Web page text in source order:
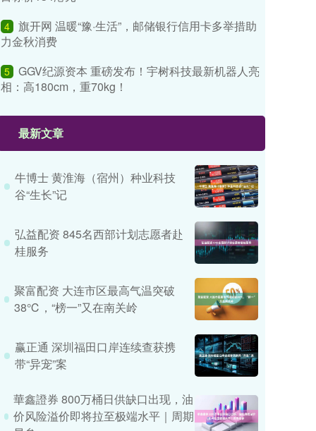
4 旗开网 温暖“豫·生活”，邮储银行信用卡多举措助
力金秋消费
5 GGV纪源资本 重磅发布！宇树科技最新机器人亮
相：高180cm，重70kg！
最新文章
牛博士 黄淮海（宿州）种业科技
谷“生长”记
弘益配资 845名西部计划志愿者赴
桂服务
聚富配资 大连市区最高气温突破
38℃，“榜一”又在南关岭
赢正通 深圳福田口岸连续查获携
带“异宠”案
華鑫證券 800万桶日供缺口出现，油
价风险溢价即将拉至极端水平｜周期